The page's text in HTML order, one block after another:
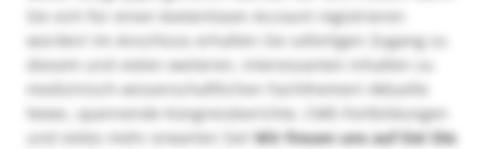
Sie sich für einen kostenlosen Account registrieren
würden! Im Anschluss erhalten Sie sofortigen Zugang zu
diesem und vielen weiteren, interessanten Inhalten zu
medizinisch-wissenschaftlichen Fachthemen! Aktuelle
News, spannende Kongressberichte, CME-Fortbildungen
und vieles mehr erwarten Sie!Wir freuen uns auf Sie! Die